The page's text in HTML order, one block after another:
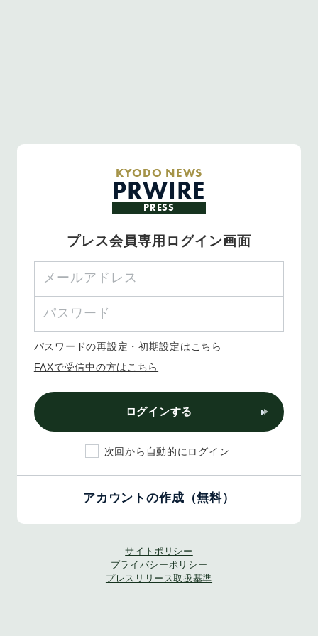
KYODO NEWS
PRWIRE
PRESS
プレス会員専用ログイン画面
パスワードの再設定・初期設定はこちら
FAXで受信中の方はこちら
ログインする
次回から自動的にログイン
アカウントの作成（無料）
サイトポリシー
プライバシーポリシー
プレスリリース取扱基準